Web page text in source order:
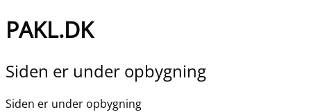
PAKL.DK
Siden er under opbygning
Siden er under opbygning